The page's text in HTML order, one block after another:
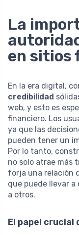
La
en sitios
En la era digital,
credibilidad
web, y esto es
financiero. Los
ya que las
pueden tener un
Por lo tanto,
no solo atrae más
forja una relación
que puede llevar
a otros.
El papel crucial